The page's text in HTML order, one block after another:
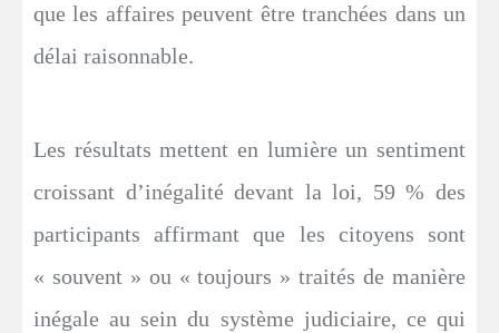
que les affaires peuvent être tranchées dans un
délai raisonnable.
Les résultats mettent en lumière un sentiment
croissant d’inégalité devant la loi, 59 % des
participants affirmant que les citoyens sont
« souvent » ou « toujours » traités de manière
inégale au sein du système judiciaire, ce qui